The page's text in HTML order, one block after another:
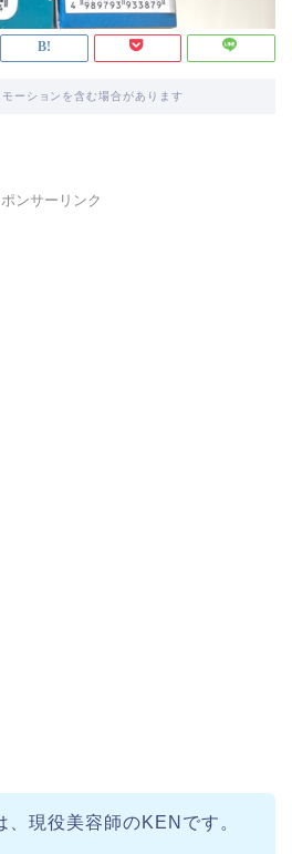
ーションを含む場合があります
ンサーリンク
、現役美容師のKENです。